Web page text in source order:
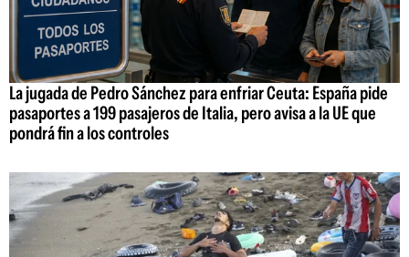
La jugada de Pedro Sánchez para enfriar Ceuta: España pide
pasaportes a 199 pasajeros de Italia, pero avisa a la UE que
pondrá fin a los controles